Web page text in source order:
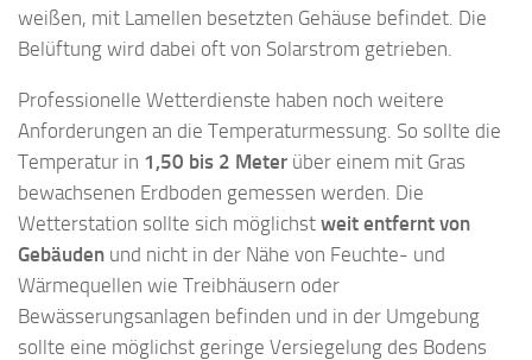
weißen, mit Lamellen besetzten Gehäuse befindet. Die
Belüftung wird dabei oft von Solarstrom getrieben.
Professionelle Wetterdienste haben noch weitere
Anforderungen an die Temperaturmessung. So sollte die
Temperatur in 1,50 bis 2 Meter über einem mit Gras
bewachsenen Erdboden gemessen werden. Die
Wetterstation sollte sich möglichst weit entfernt von
Gebäuden und nicht in der Nähe von Feuchte- und
Wärmequellen wie Treibhäusern oder
Bewässerungsanlagen befinden und in der Umgebung
sollte eine möglichst geringe Versiegelung des Bodens